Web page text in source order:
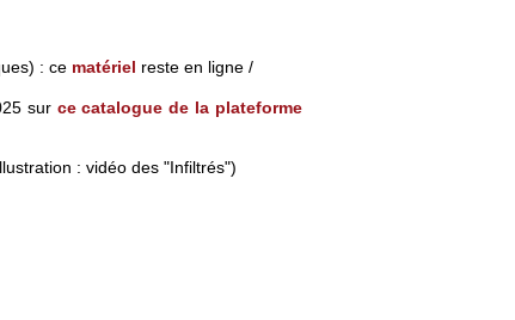
: ce matériel reste en ligne /
sur ce catalogue de la plateforme
: vidéo des "Infiltrés")